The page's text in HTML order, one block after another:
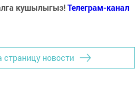
кушылыгыз!Телеграм-канал
страницу новости